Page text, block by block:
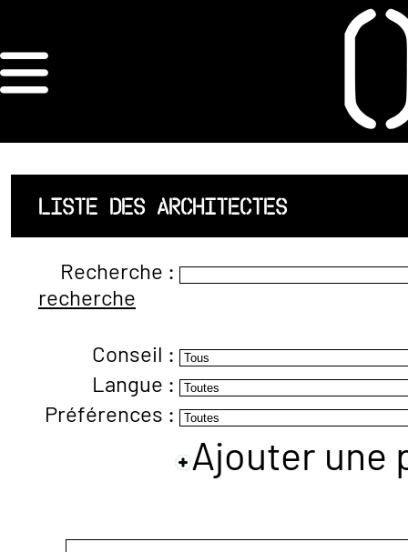
ORDRE DES
ARCHITECTES
ACCUEIL
LISTE DES
ARCHITECTES
JURISPRUDENCE
ANNEXE 4 CODT
LISTE DES ARCHITECTES
Recherche :
recherche
Conseil :
Langue :
Préférences :
Ajouter une